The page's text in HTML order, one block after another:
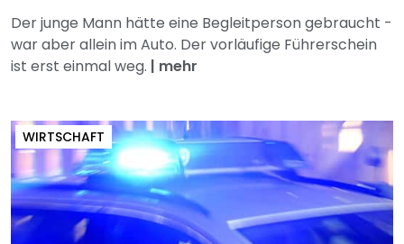
Der junge Mann hätte eine Begleitperson gebraucht -
war aber allein im Auto. Der vorläufige Führerschein
ist erst einmal weg. | mehr
WIRTSCHAFT